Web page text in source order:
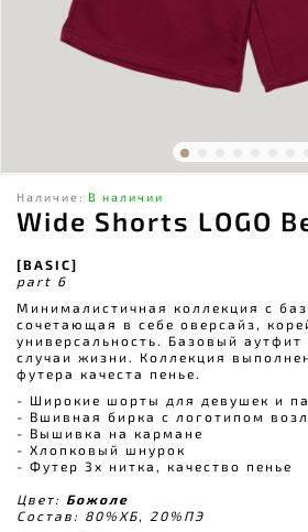
Наличие: В наличии
Wide Shorts LOGO
[BASIC]
part 6
Минималистичная коллекция с
сочетающая в себе оверсайз,
универсальность. Базовый аутфит
случаи жизни. Коллекция
футера качеста пенье.
- Широкие шорты для девушек и
- Вшивная бирка с логотипом
- Вышивка на кармане
- Хлопковый шнурок
- Футер 3х нитка, качество пенье
Цвет: Божоле
Состав: 80%ХБ, 20%ПЭ